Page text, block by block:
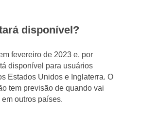
disponível?
fevereiro de 2023 e, por
disponível para usuários
Estados Unidos e Inglaterra. O
tem previsão de quando vai
em outros países.